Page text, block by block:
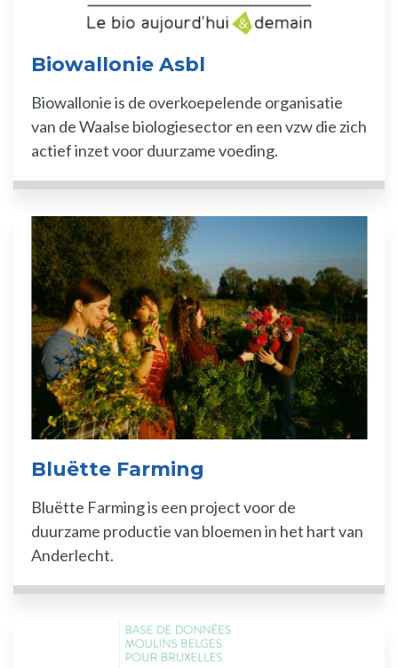
Biowallonie Asbl
Biowallonie is de overkoepelende organisatie
van de Waalse biologiesector en een vzw die zich
actief inzet voor duurzame voeding.
Bluëtte Farming
Bluëtte Farming is een project voor de
duurzame productie van bloemen in het hart van
Anderlecht.